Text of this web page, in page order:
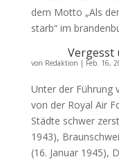
dem Motto „Als
starb“ im
Vergesst
von Redaktion | Feb. 16,
Unter der Führung
von der Royal Air
Städte schwer
1943),
(16. Januar 1945),